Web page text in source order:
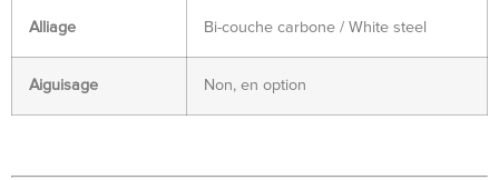
Alliage Bi-couche carbone / White steel
Aiguisage Non, en option